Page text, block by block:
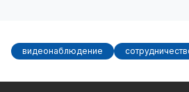
видеонаблюдение